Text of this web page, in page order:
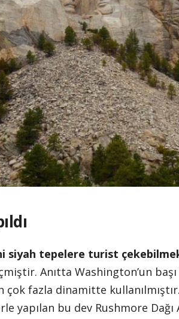
siyah tepelere turist
Anıtta Washington’un
çok fazla dinamitte
yapılan bu dev Rushmore Dağı